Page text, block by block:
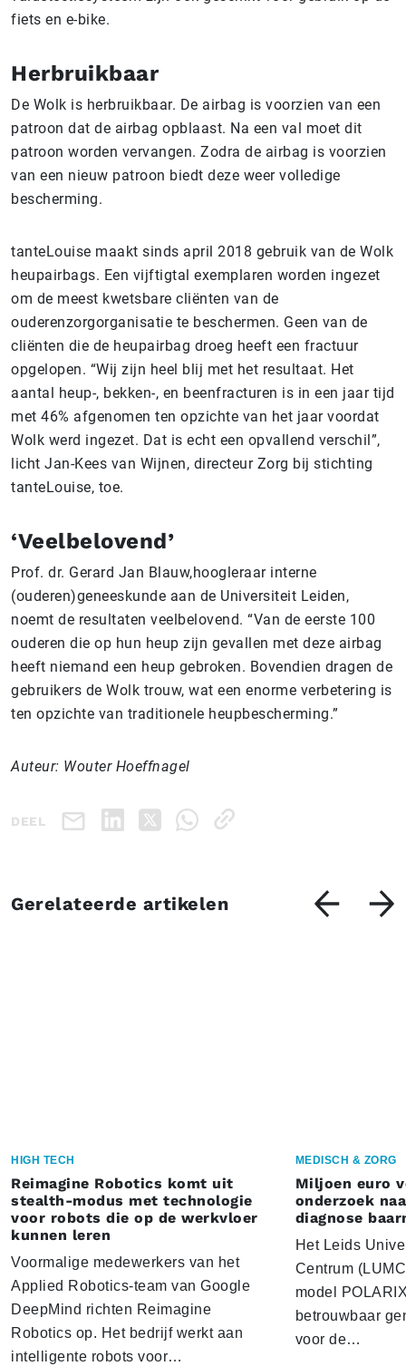
fiets en e-bike.
Herbruikbaar
De Wolk is herbruikbaar. De airbag is voorzien van een
patroon dat de airbag opblaast. Na een val moet dit
patroon worden vervangen. Zodra de airbag is voorzien
van een nieuw patroon biedt deze weer volledige
bescherming.
tanteLouise maakt sinds april 2018 gebruik van de Wolk
heupairbags. Een vijftigtal exemplaren worden ingezet
om de meest kwetsbare cliënten van de
ouderenzorgorganisatie te beschermen. Geen van de
cliënten die de heupairbag droeg heeft een fractuur
opgelopen. “Wij zijn heel blij met het resultaat. Het
aantal heup-, bekken-, en beenfracturen is in een jaar tijd
met 46% afgenomen ten opzichte van het jaar voordat
Wolk werd ingezet. Dat is echt een opvallend verschil”,
licht Jan-Kees van Wijnen, directeur Zorg bij stichting
tanteLouise, toe.
‘Veelbelovend’
Prof. dr. Gerard Jan Blauw,hoogleraar interne
(ouderen)geneeskunde aan de Universiteit Leiden,
noemt de resultaten veelbelovend. “Van de eerste 100
ouderen die op hun heup zijn gevallen met deze airbag
heeft niemand een heup gebroken. Bovendien dragen de
gebruikers de Wolk trouw, wat een enorme verbetering is
ten opzichte van traditionele heupbescherming.”
Auteur: Wouter Hoeffnagel
DEEL
Gerelateerde artikelen
HIGH TECH
Reimagine Robotics komt uit
stealth-modus met technologie
voor robots die op de werkvloer
kunnen leren
Voormalige medewerkers van het
Applied Robotics-team van Google
DeepMind richten Reimagine
Robotics op. Het bedrijf werkt aan
intelligente robots voor…
MEDISCH & ZORG
Miljoen euro
onderzoek
diagnose
Het Leids
Centrum
model
betrouwbaar
voor de…